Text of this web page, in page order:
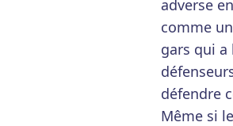
adverse
comme
gars qui
défendre
Même si